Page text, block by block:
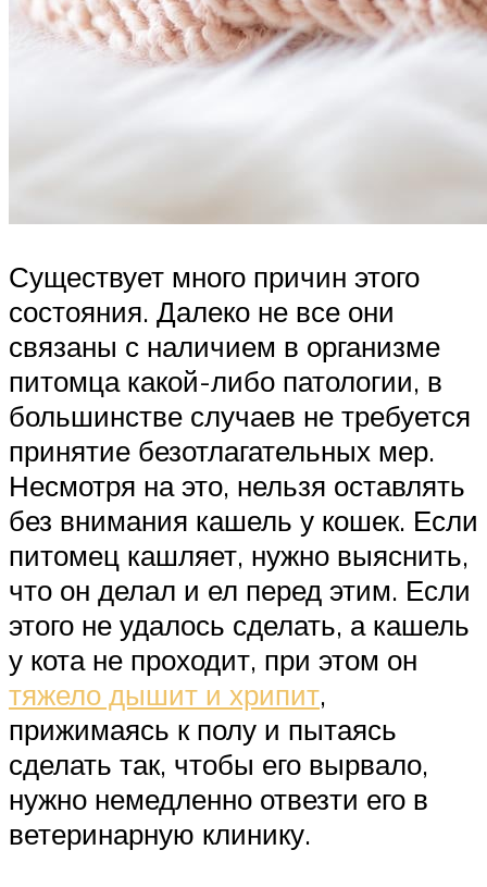
Существует много причин этого
состояния. Далеко не все они
связаны с наличием в организме
питомца какой-либо патологии, в
большинстве случаев не требуется
принятие безотлагательных мер.
Несмотря на это, нельзя оставлять
без внимания кашель у кошек. Если
питомец кашляет, нужно выяснить,
что он делал и ел перед этим. Если
этого не удалось сделать, а кашель
у кота не проходит, при этом он
тяжело дышит и хрипит,
прижимаясь к полу и пытаясь
сделать так, чтобы его вырвало,
нужно немедленно отвезти его в
ветеринарную клинику.